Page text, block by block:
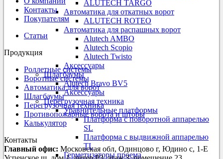
ALUTECH TARGO
Автоматика для откатных ворот
ALUTECH ROTEO
Автоматика для распашных ворот
Alutech AMBO
Alutech Scopio
Alutech Twisto
Аксессуары
Шлагбаумы
Alutech Bravo BV5
Аксессуары
Перегрузочная техника
Уравнительные платформы
Платформа с поворотной аппарелью
SL
Платформа с выдвижной аппарелью
TL
Герметизаторы проема
Контакты
Покупателям
Статьи
Продукция
Роллетные системы
Воротные системы
Автоматика для ворот
Шлагбаумы
Перегрузочная техника
Противопожарные ворота и шторы
Калькулятор
Контакты
Главный офис: Московская обл, Одинцово г, Юдино с, 1-Е